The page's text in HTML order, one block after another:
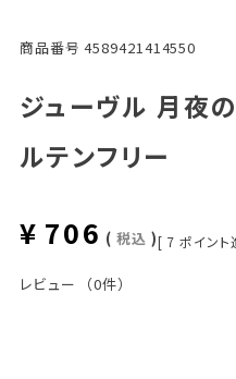
商品番号 4589421414550
ジューヴル 月夜
ルテンフリー
¥ 706 税込 [ 7 ポイン
レビュー （0件）